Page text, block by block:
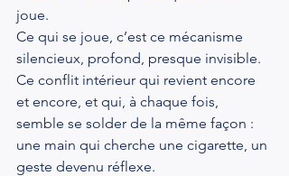
joue.
Ce qui se joue, c’est ce mécanisme
silencieux, profond, presque invisible.
Ce conflit intérieur qui revient encore
et encore, et qui, à chaque fois,
semble se solder de la même façon :
une main qui cherche une cigarette, un
geste devenu réflexe.